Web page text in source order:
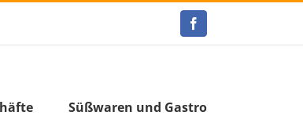
Facebook
Süßwaren und Gastro